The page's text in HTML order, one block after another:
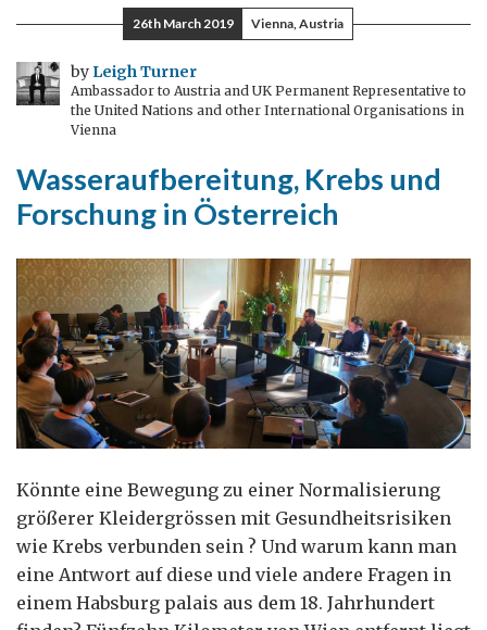
nach
Bratislava
–
eine
sehr
Reise
26th March 2019 Vienna, Austria
by Leigh Turner
Ambassador to Austria and UK Permanent Representative to
the United Nations and other International Organisations in
Vienna
Wasseraufbereitung, Krebs und
Forschung in Österreich
Könnte eine Bewegung zu einer Normalisierung
größerer Kleidergrössen mit Gesundheitsrisiken
wie Krebs verbunden sein ? Und warum kann man
eine Antwort auf diese und viele andere Fragen in
einem Habsburg palais aus dem 18. Jahrhundert